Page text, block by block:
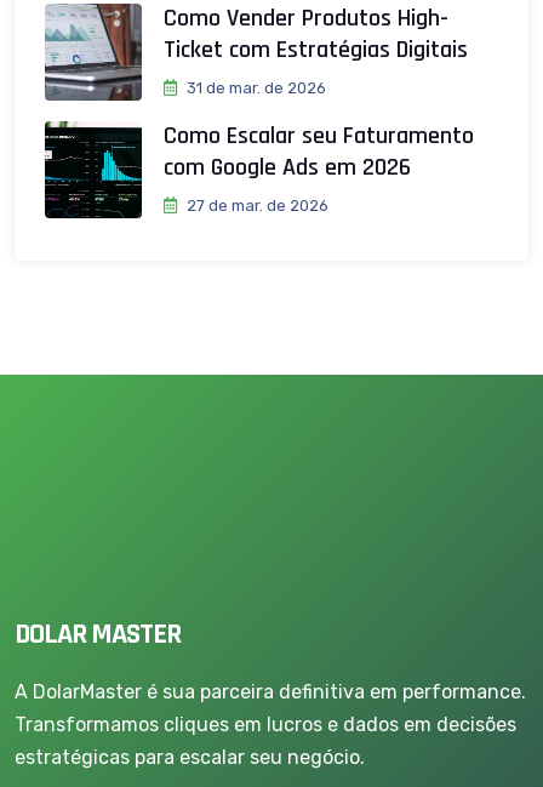
Como Vender Produtos High-
Ticket com Estratégias Digitais
31 de mar. de 2026
Como Escalar seu Faturamento
com Google Ads em 2026
27 de mar. de 2026
DOLAR MASTER
A DolarMaster é sua parceira definitiva em performance.
Transformamos cliques em lucros e dados em decisões
estratégicas para escalar seu negócio.